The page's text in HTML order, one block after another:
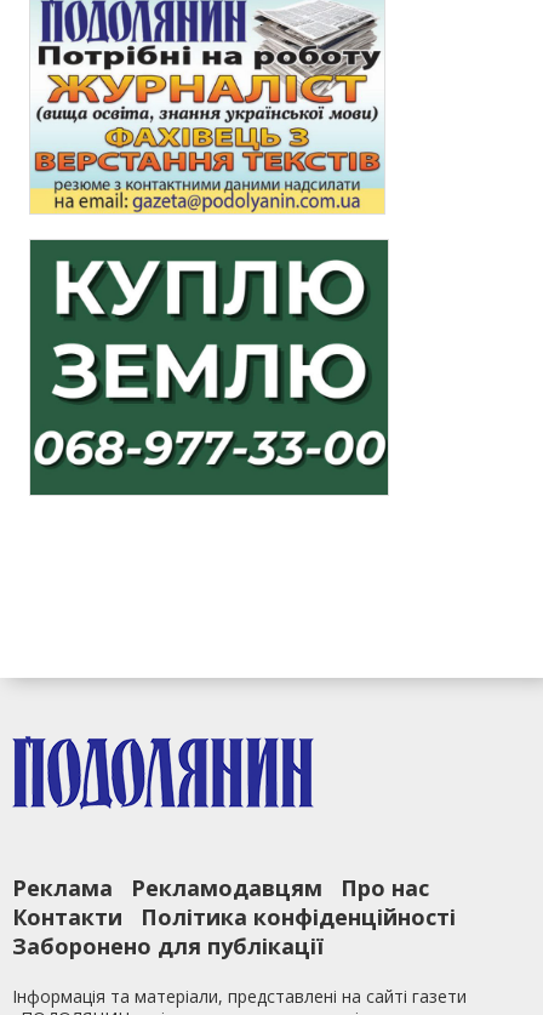
Реклама Рекламодавцям
Про нас
Контакти
Політика конфіденційності
Заборонено для публікації
Інформація та матеріали, представлені на сайті газети